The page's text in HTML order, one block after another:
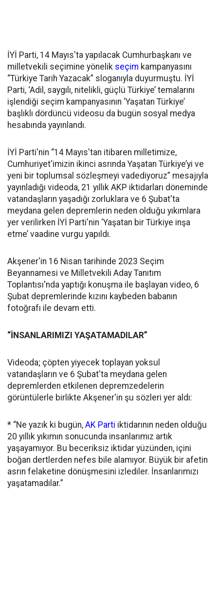
İYİ Parti, 14 Mayıs'ta yapılacak Cumhurbaşkanı ve
milletvekili seçimine yönelik seçim kampanyasını
“Türkiye Tarih Yazacak” sloganıyla duyurmuştu. İYİ
Parti, ‘Adil, saygılı, nitelikli, güçlü Türkiye’ temalarını
işlendiği seçim kampanyasının ‘Yaşatan Türkiye’
başlıklı dördüncü videosu da bugün sosyal medya
hesabında yayınlandı.
İYİ Parti'nin “14 Mayıs'tan itibaren milletimize,
Cumhuriyet'imizin ikinci asrında Yaşatan Türkiye’yi ve
yeni bir toplumsal sözleşmeyi vadediyoruz” mesajıyla
yayınladığı videoda, 21 yıllık AKP iktidarları döneminde
vatandaşların yaşadığı zorluklara ve 6 Şubat'ta
meydana gelen depremlerin neden olduğu yıkımlara
yer verilirken İYİ Parti'nin ‘Yaşatan bir Türkiye inşa
etme’ vaadine vurgu yapıldı.
Akşener'in 16 Nisan tarihinde 2023 Seçim
Beyannamesi ve Milletvekili Aday Tanıtım
Toplantısı'nda yaptığı konuşma ile başlayan video, 6
Şubat depremlerinde kızını kaybeden babanın
fotoğrafı ile devam etti.
“İNSANLARIMIZI YAŞATAMADILAR”
Videoda; çöpten yiyecek toplayan yoksul
vatandaşların ve 6 Şubat'ta meydana gelen
depremlerden etkilenen depremzedelerin
görüntülerle birlikte Akşener'in şu sözleri yer aldı:
* “Ne yazık ki bugün, AK Parti iktidarının neden olduğu
20 yıllık yıkımın sonucunda insanlarımız artık
yaşayamıyor. Bu beceriksiz iktidar yüzünden, içini
boğan dertlerden nefes bile alamıyor. Büyük bir afetin
asrın felaketine dönüşmesini izlediler. İnsanlarımızı
yaşatamadılar.”